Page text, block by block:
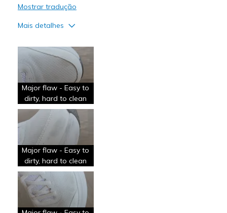
Mostrar tradução
Mais detalhes
Comfortable
Melhores utilizações
Casual Wear
Width
Sizing
View On Shoes
I'm Into Shoes
Major flaw - Easy to
dirty, hard to clean
Major flaw - Easy to
dirty, hard to clean